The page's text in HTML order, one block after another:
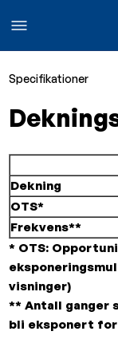
Specifikationer
Dekning
OTS*
Frekvens**
* OTS:
visninger)
** Antall ganger
bli eksponert